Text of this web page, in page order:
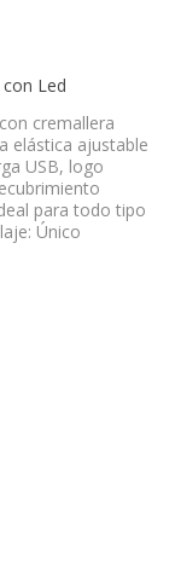
Led
cremallera
elástica ajustable
USB, logo
para todo tipo
Único